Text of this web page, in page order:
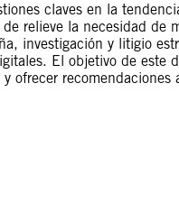
claves en la
relieve la necesidad de
investigación y litigio
El objetivo de este
ofrecer